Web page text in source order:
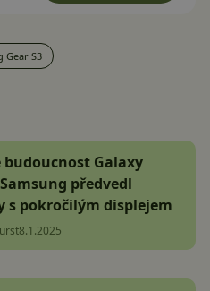
Gear S3
budoucnost Galaxy
předvedl
s pokročilým displejem
8.1.2025